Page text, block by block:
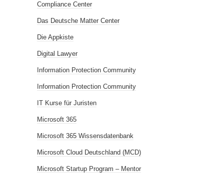
Compliance Center
Das Deutsche Matter Center
Die Appkiste
Digital Lawyer
Information Protection Community
Information Protection Community
IT Kurse für Juristen
Microsoft 365
Microsoft 365 Wissensdatenbank
Microsoft Cloud Deutschland (MCD)
Microsoft Startup Program – Mentor